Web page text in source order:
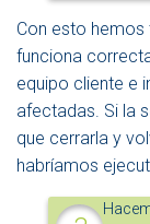
Con esto
funciona
equipo cliente e
afectadas. Si la
que cerrarla y
habríamos